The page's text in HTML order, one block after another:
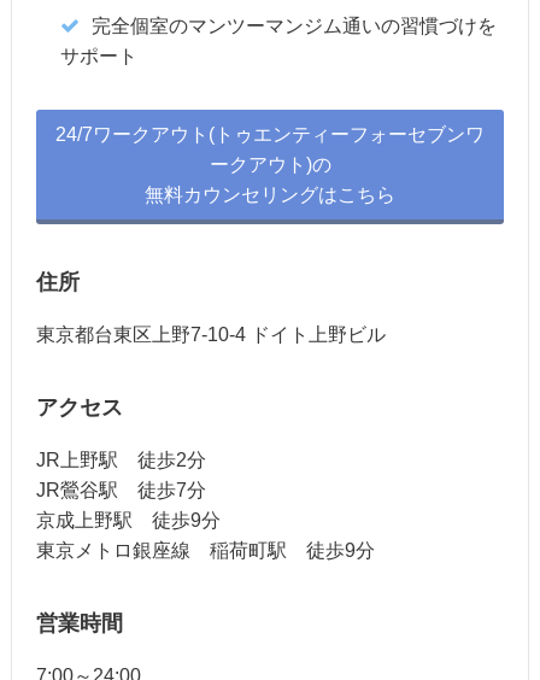
完全個室のマンツーマンジム通いの習慣づけを
サポート
24/7ワークアウト(トゥエンティーフォーセブンワ
ークアウト)の
無料カウンセリングはこちら
住所
東京都台東区上野7-10-4 ドイト上野ビル
アクセス
JR上野駅 徒歩2分
JR鶯谷駅 徒歩7分
京成上野駅 徒歩9分
東京メトロ銀座線 稲荷町駅 徒歩9分
営業時間
7:00～24:00